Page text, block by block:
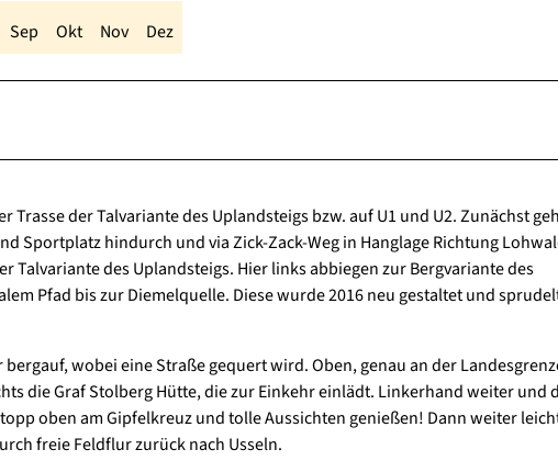
Sep Okt Nov Dez
der Talvariante des Uplandsteigs bzw. auf U1 und U2. Zunächst
Sportplatz hindurch und via Zick-Zack-Weg in Hanglage Richtung
Talvariante des Uplandsteigs. Hier links abbiegen zur Bergvariante des
Pfad bis zur Diemelquelle. Diese wurde 2016 neu gestaltet und
wobei eine Straße gequert wird. Oben, genau an der
die Graf Stolberg Hütte, die zur Einkehr einlädt. Linkerhand weiter und
oben am Gipfelkreuz und tolle Aussichten genießen! Dann weiter
freie Feldflur zurück nach Usseln.